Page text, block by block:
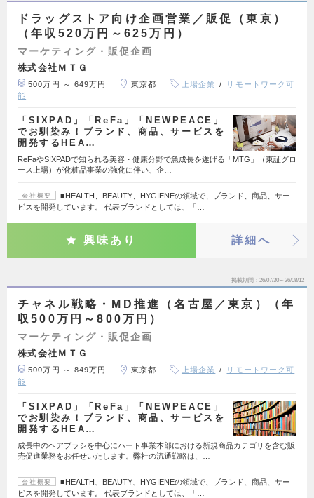
ドラッグストア向け企画営業／販促（東京）
（年収520万円～625万円）
マーケティング・販促企画
株式会社ＭＴＧ
500万円 ～ 649万円 東京都 上場企業
リモートワーク可
能
「SIXPAD」「ReFa」「NEWPEACE」
でお馴染み！ブランド、商品、サービスを
開発するHEA…
ReFaやSIXPADで知られる美容・健康分野で急成長を遂げる「MTG」（東証グロ
ース上場）が化粧品事業の強化に伴い、企…
会社概要
■HEALTH、BEAUTY、HYGIENEの領域で、ブランド、商品、サー
ビスを開発しています。 代表ブランドとしては、「…
興味あり 詳細へ
掲載期間 26/07/30～26/08/12
チャネル戦略・MD推進（名古屋／東京）（年
収500万円～800万円）
マーケティング・販促企画
株式会社ＭＴＧ
500万円 ～ 849万円 東京都 上場企業
リモートワーク可
能
「SIXPAD」「ReFa」「NEWPEACE」
でお馴染み！ブランド、商品、サービスを
開発するHEA…
成長中のヘアブラシを中心にハート事業本部における新規商品カテゴリを含む販
売促進業務をお任せいたします。弊社の流通戦略は、…
会社概要
■HEALTH、BEAUTY、HYGIENEの領域で、ブランド、商品、サー
ビスを開発しています。 代表ブランドとしては、「…